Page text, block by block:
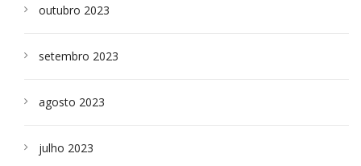
outubro 2023
setembro 2023
agosto 2023
julho 2023